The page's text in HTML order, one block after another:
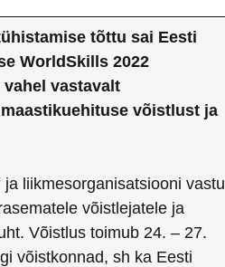
tõttu sai Eesti
WorldSkills 2022
vastavalt
võistlust ja
liikmesorganisatsiooni vastu
võistlejatele ja
Võistlus toimub 24. – 27.
võistkonnad, sh ka Eesti